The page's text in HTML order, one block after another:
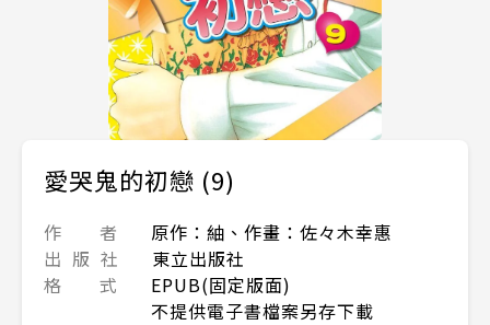
愛哭鬼的初戀 (9)
作 者
原作：紬、作畫：佐々木幸惠
出 版 社
東立出版社
格 式
EPUB(固定版面)
不提供電子書檔案另存下載